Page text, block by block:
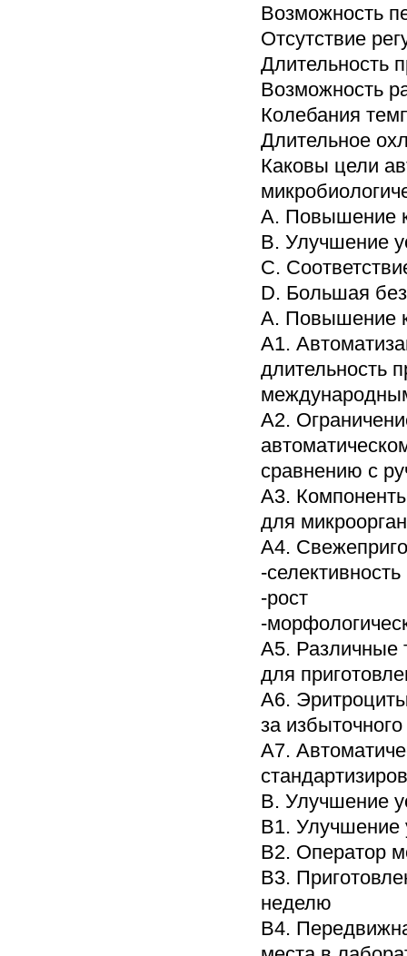
Возможность
Отсутствие
Длительность
Возможность
Колебания
Длительное
Каковы цели
A. Повышение
B. Улучшение
C.
D. Большая
А. Повышение
А1.
длительность
A2.
сравнению с
A3.
для
A4.
-селективность
-рост
-
A5. Различные
для
A6.
за
A7.
B. Улучшение
B1. Улучшение
B2. Оператор
B3.
неделю
B4.